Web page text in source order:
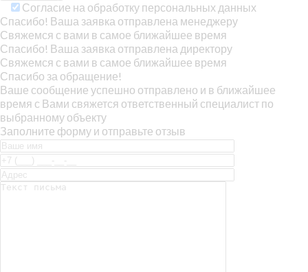
Согласие на обработку персональных данных
Спасибо! Ваша заявка отправлена менеджеру
Свяжемся с вами в самое ближайшее время
Спасибо! Ваша заявка отправлена директору
Свяжемся с вами в самое ближайшее время
Спасибо за обращение!
Ваше сообщение успешно отправлено и в ближайшее
время с Вами свяжется ответственный специалист по
выбранному объекту
Заполните форму и отправьте отзыв